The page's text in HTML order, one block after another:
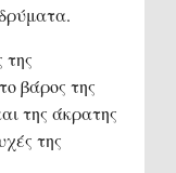
της
βάρος της
της άκρατης
της